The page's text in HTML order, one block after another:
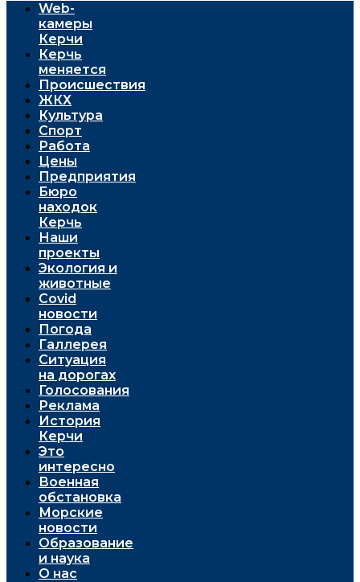
Web-
камеры
Керчи
Керчь
меняется
Проиcшествия
ЖКХ
Культура
Спорт
Работа
Цены
Предприятия
Бюро
находок
Керчь
Наши
проекты
Экология и
животные
Covid
новости
Погода
Галлерея
Ситуация
на дорогах
Голосования
Реклама
История
Керчи
Это
интересно
Военная
обстановка
Морские
новости
Образование
и наука
О нас